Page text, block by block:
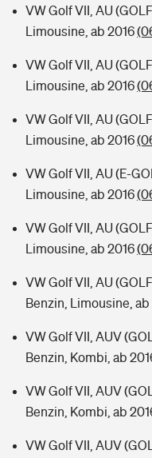
VW Golf VII, AU
Limousine, ab 2016
VW Golf VII, AU
Limousine, ab 2016
VW Golf VII, AU
Limousine, ab 2016
VW Golf VII, AU (E-
Limousine, ab 2016
VW Golf VII, AU
Limousine, ab 2016
VW Golf VII, AU
Benzin, Limousine, ab
VW Golf VII, AUV
Benzin, Kombi, ab
VW Golf VII, AUV
Benzin, Kombi, ab
VW Golf VII, AUV